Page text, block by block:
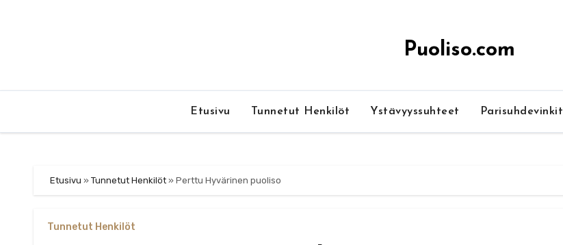
Puoliso.com
Etusivu Tunnetut Henkilöt Ystävyyssuhteet Parisuhdevinkit
Etusivu » Tunnetut Henkilöt » Perttu Hyvärinen puoliso
Tunnetut Henkilöt